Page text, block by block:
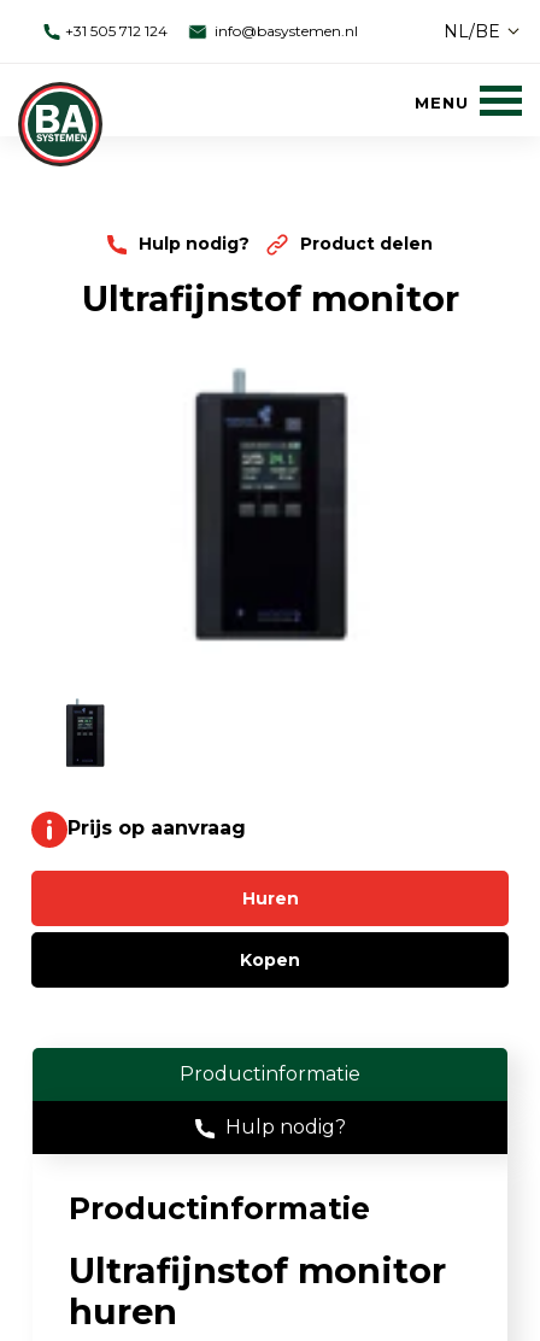
+31 505 712 124 info@basystemen.nl NL/BE
Hulp nodig? Product delen
Ultrafijnstof monitor
Prijs op aanvraag
Huren
Kopen
Productinformatie
Hulp nodig?
Productinformatie
Ultrafijnstof monitor
huren